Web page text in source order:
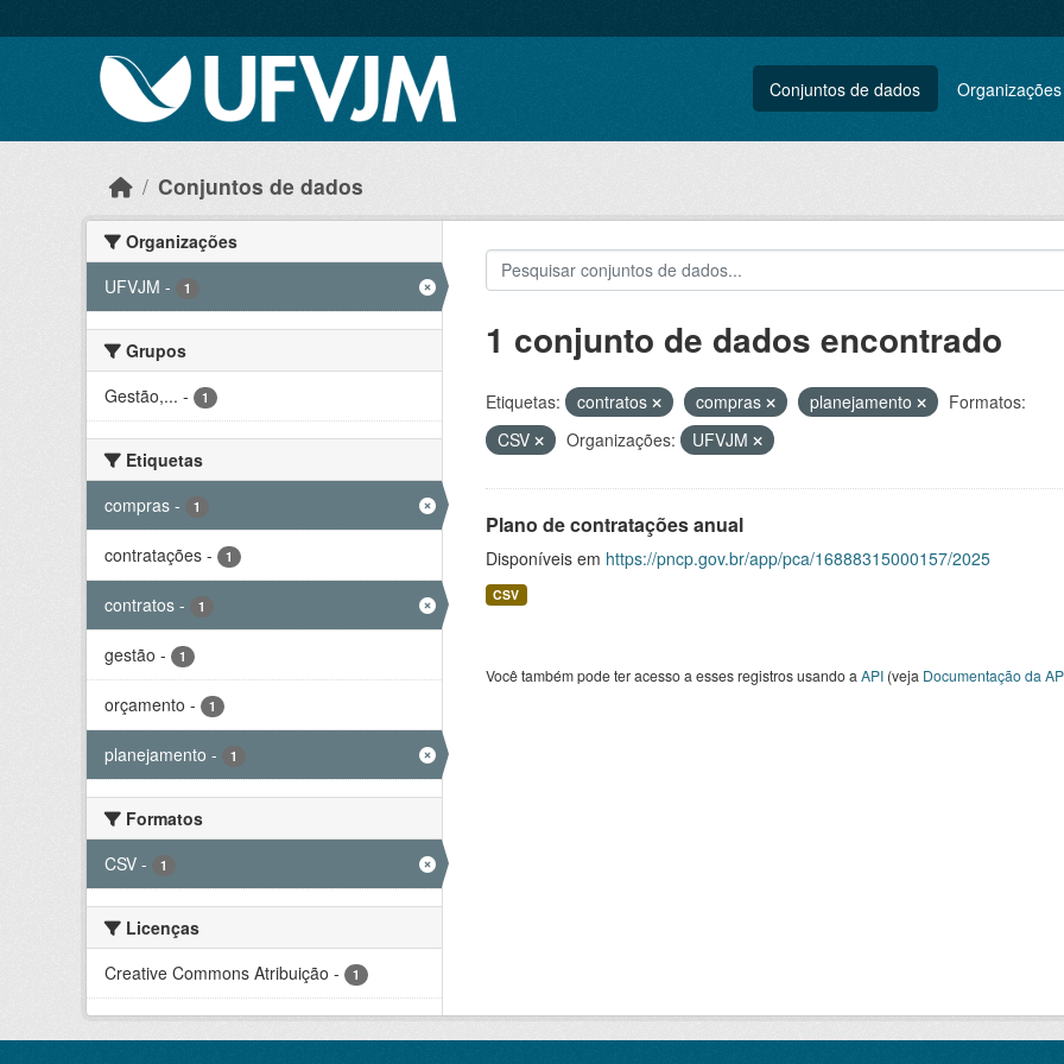
Conjuntos de dados Organizações
Conjuntos de dados
Organizações
UFVJM - 1
Grupos
Gestão,... - 1
Etiquetas
compras - 1
contratações - 1
contratos - 1
gestão - 1
orçamento - 1
planejamento - 1
Formatos
CSV - 1
Licenças
Creative Commons Atribuição - 1
1 conjunto de dados encontrado
Etiquetas: contratos compras planejamento
Formatos:
CSV
Organizações: UFVJM
Plano de contratações anual
Disponíveis em https://pncp.gov.br/app/pca/16888315000157/2025
CSV
Você também pode ter acesso a esses registros usando a API(veja Documentação da